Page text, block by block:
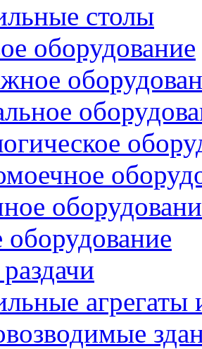
столы
оборудование
оборудование
агрегаты